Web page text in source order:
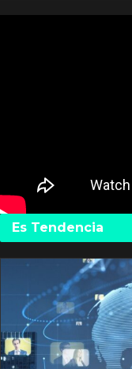
Es Tendencia